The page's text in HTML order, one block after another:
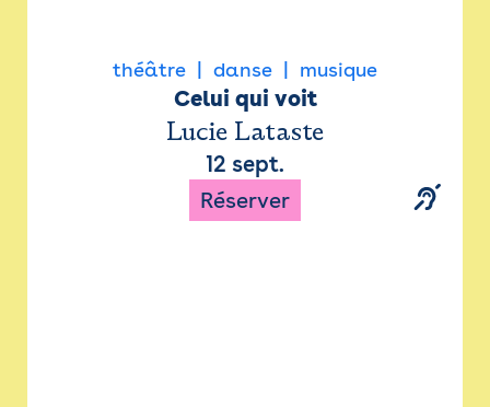
théâtre danse musique
Celui qui voit
Lucie Lataste
12 sept.
Réserver